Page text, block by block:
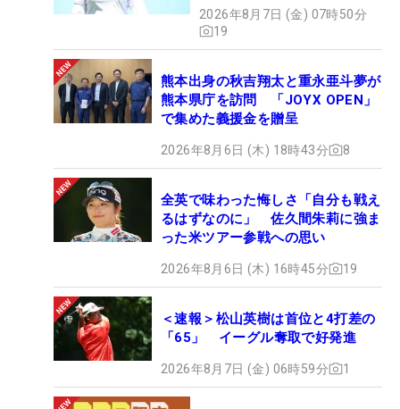
2026年8月7日 (金) 07時50分
19
熊本出身の秋吉翔太と重永亜斗夢が
熊本県庁を訪問 「JOYX OPEN」
で集めた義援金を贈呈
2026年8月6日 (木) 18時43分 8
全英で味わった悔しさ「自分も戦え
るはずなのに」 佐久間朱莉に強ま
った米ツアー参戦への思い
2026年8月6日 (木) 16時45分 19
＜速報＞松山英樹は首位と4打差の
「65」 イーグル奪取で好発進
2026年8月7日 (金) 06時59分 1